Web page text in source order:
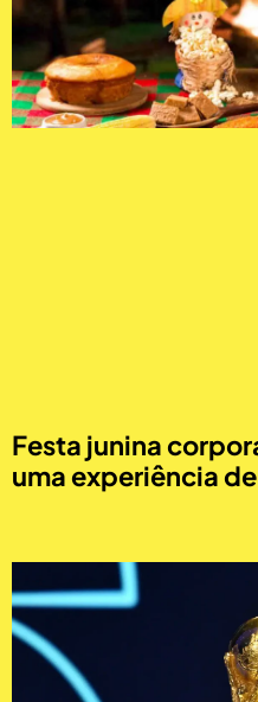
Festa junina
uma experiência